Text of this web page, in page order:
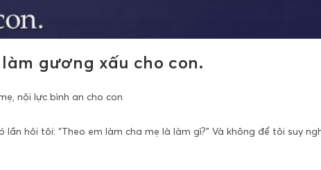
gương xấu cho con.
nội lực bình an cho con
lần hỏi tôi: “Theo em làm cha mẹ là làm gì?” Và không để tôi suy